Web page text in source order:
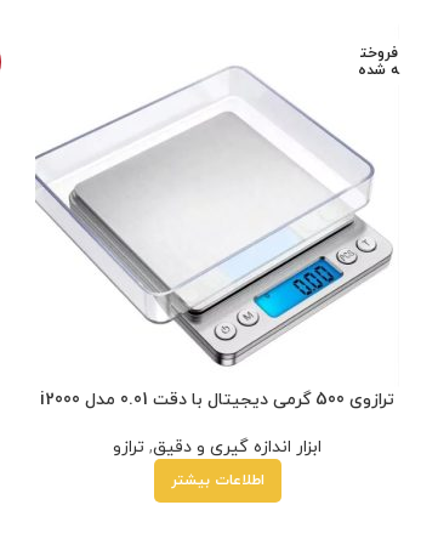
فروخت
ه شده
ترازوی 500 گرمی دیجیتال با دقت 0.01 مدل i2000
ابزار اندازه گیری و دقیق, ترازو
اطلاعات بیشتر